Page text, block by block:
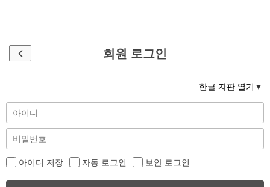
회원 로그인
한글 자판 열기
아이디 저장 자동 로그인 보안 로그인